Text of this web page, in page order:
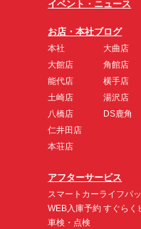
イベント・ニュース
お店・本社ブログ
本社
大館店
能代店
土崎店
八橋店
仁井田店
本荘店
大曲店
角館店
横手店
湯沢店
DS鹿角
アフターサービス
スマートカーライフパ
WEB入庫予約 すぐらく
車検・点検